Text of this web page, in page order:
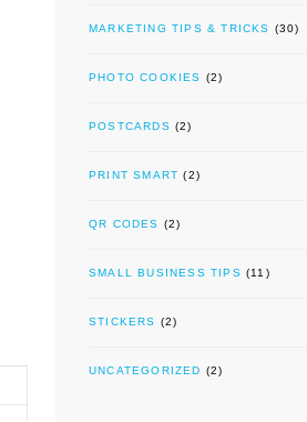
MARKETING TIPS & TRICKS (30)
PHOTO COOKIES (2)
POSTCARDS (2)
PRINT SMART (2)
QR CODES (2)
SMALL BUSINESS TIPS (11)
STICKERS (2)
UNCATEGORIZED (2)